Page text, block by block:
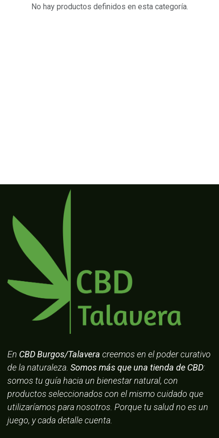
No hay productos definidos en esta categoría.
En CBD Burgos/Talavera creemos en el poder curativo
de la naturaleza. Somos más que una tienda de CBD:
somos tu guía hacia un bienestar natural, con
productos seleccionados con el mismo cuidado que
utilizaríamos para nosotros. Porque tu salud no es un
juego, y cada detalle cuenta.